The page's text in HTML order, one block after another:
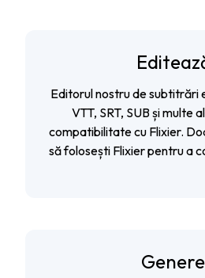
Editorul nostru de subtitrări
VTT, SRT, SUB și multe
compatibilitate cu Flixier.
să folosești Flixier pentru a